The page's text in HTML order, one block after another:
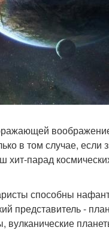
в том случае, если
парад
способны
представитель -